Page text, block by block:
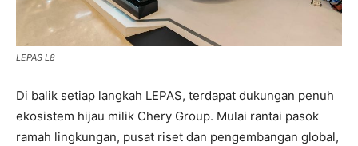
LEPAS L8
Di balik setiap langkah LEPAS, terdapat dukungan penuh
ekosistem hijau milik Chery Group. Mulai rantai pasok
ramah lingkungan, pusat riset dan pengembangan global,